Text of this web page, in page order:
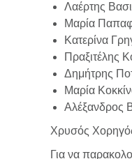
Λαέρτης
Μαρία
Κατερίνα
Πραξιτέλης
Δημήτρης
Μαρία
Αλέξανδρος
Χρυσός
Για να